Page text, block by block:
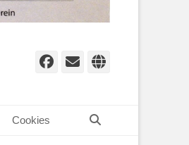
Facebook
E-
Website
Cookies